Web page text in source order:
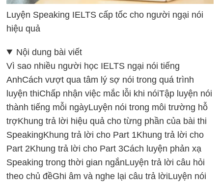
Luyện Speaking IELTS cấp tốc cho người ngại nói
hiệu quả
Nội dung bài viết
Vì sao nhiều người học IELTS ngại nói tiếng
AnhCách vượt qua tâm lý sợ nói trong quá trình
luyện thiChấp nhận việc mắc lỗi khi nóiTập luyện nói
thành tiếng mỗi ngàyLuyện nói trong môi trường hỗ
trợKhung trả lời hiệu quả cho từng phần của bài thi
SpeakingKhung trả lời cho Part 1Khung trả lời cho
Part 2Khung trả lời cho Part 3Cách luyện phản xạ
Speaking trong thời gian ngắnLuyện trả lời câu hỏi
theo chủ đềGhi âm và nghe lại câu trả lờiLuyện nói